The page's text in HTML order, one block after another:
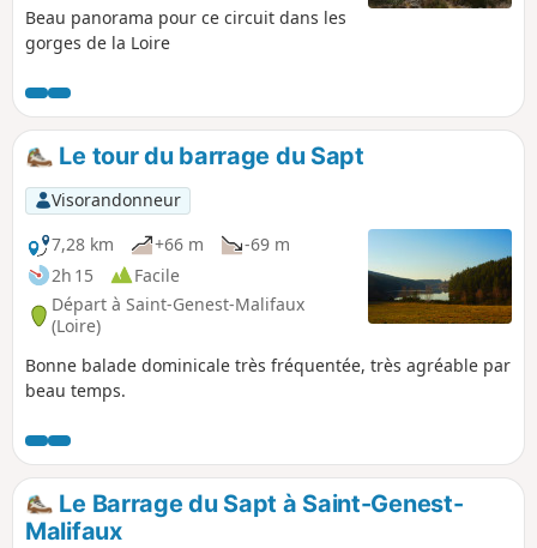
Beau panorama pour ce circuit dans les
gorges de la Loire
Le tour du barrage du Sapt
Visorandonneur
7,28 km
+66 m
-69 m
2h 15
Facile
Départ à Saint-Genest-Malifaux
(Loire)
Bonne balade dominicale très fréquentée, très agréable par
beau temps.
Le Barrage du Sapt à Saint-Genest-
Malifaux